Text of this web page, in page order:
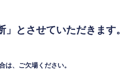
とさせていただきます。
、ご欠場ください。